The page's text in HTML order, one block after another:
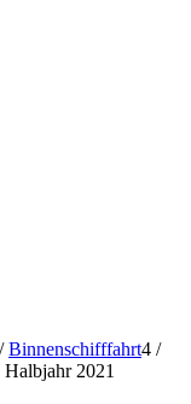
/ Binnenschifffahrt4 /
2021